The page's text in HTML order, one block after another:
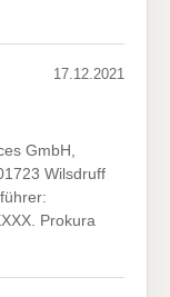
17.12.2021
GmbH,
Wilsdruff
Prokura